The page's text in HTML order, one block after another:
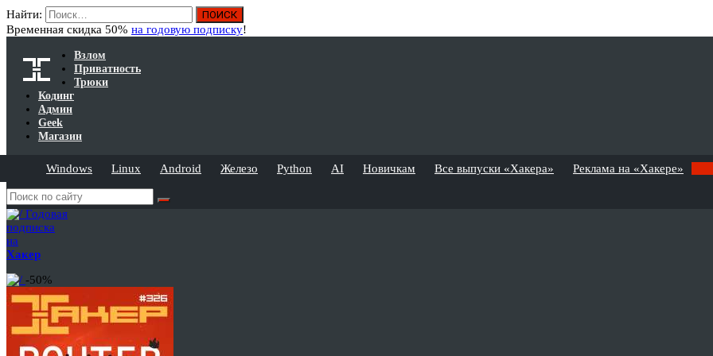
Найти:
Временная скидка 50% на годовую подписку!
Взлом
Приватность
Трюки
Кодинг
Админ
Geek
Магазин
Windows Linux Android Железо Python AI Новичкам Все выпуски «Хакера» Реклама на «Хакере»
Годовая
подписка
на
Хакер
-50%